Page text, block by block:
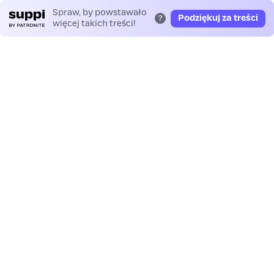
Spraw, by powstawało
więcej takich treści!
? Podziękuj za treści